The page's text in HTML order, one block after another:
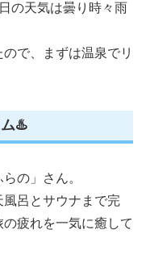
の天気は曇り時々雨
で、まずは温泉でリ
ム♨️
の」さん。
呂とサウナまで完
疲れを一気に癒して